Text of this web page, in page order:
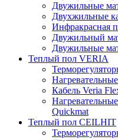
Двужильные
Двухжильные
Инфракрасная
Двужильный
Двужильные
Теплый пол VERIA
Кабель Veria
Quickmat
Теплый пол CEILHIT